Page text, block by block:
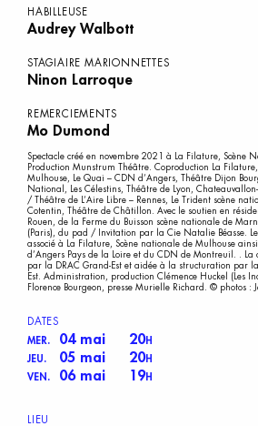
HABILLEUSE
Audrey Walbott
STAGIAIRE MARIONNETTES
Ninon Larroque
REMERCIEMENTS
Mo Dumond
Spectacle créé en novembre 2021 à La Filature, Scène
Production Munstrum Théâtre. Coproduction La
Mulhouse, Le Quai – CDN d’Angers, Théâtre Dijon
National, Les Célestins, Théâtre de Lyon,
/ Théâtre de L’Aire Libre – Rennes, Le Trident scène
Cotentin, Théâtre de Châtillon. Avec le soutien en
Rouen, de la Ferme du Buisson scène nationale de
(Paris), du pad / Invitation par la Cie Natalie Béasse.
associé à La Filature, Scène nationale de Mulhouse
d’Angers Pays de la Loire et du CDN de Montreuil. . La
par la DRAC Grand-Est et aidée à la structuration par
Est. Administration, production Clémence Huckel (Les
Florence Bourgeon, presse Murielle Richard. © photos :
DATES
MER.
04 mai 20H
JEU.
05 mai 20H
VEN.
06 mai 19H
LIEU